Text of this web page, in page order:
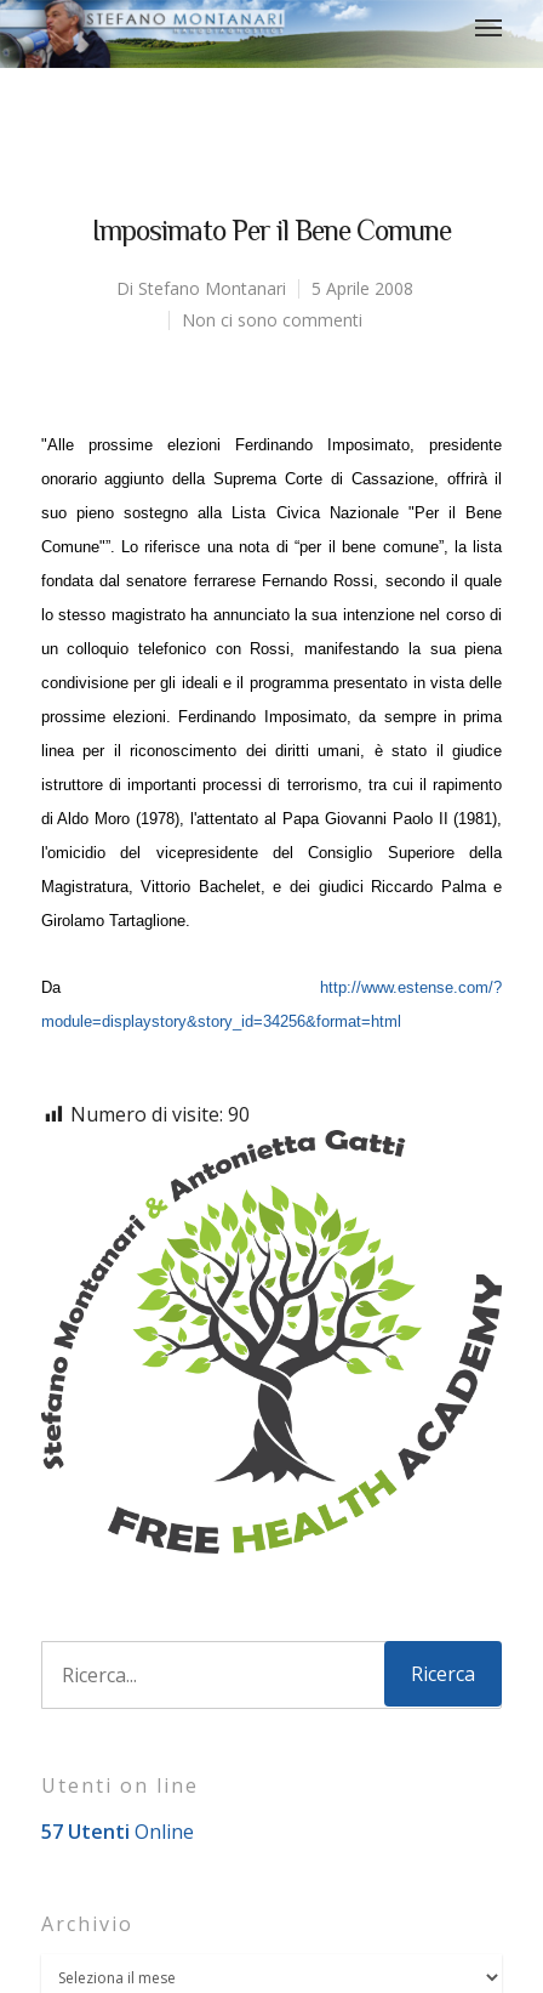
Imposimato Per il Bene Comune
Di Stefano Montanari
5 Aprile 2008
Non ci sono commenti
"Alle prossime elezioni Ferdinando Imposimato, presidente
onorario aggiunto della Suprema Corte di Cassazione, offrirà il
suo pieno sostegno alla Lista Civica Nazionale "Per il Bene
Comune"”. Lo riferisce una nota di “per il bene comune”, la lista
fondata dal senatore ferrarese Fernando Rossi, secondo il quale
lo stesso magistrato ha annunciato la sua intenzione nel corso di
un colloquio telefonico con Rossi, manifestando la sua piena
condivisione per gli ideali e il programma presentato in vista delle
prossime elezioni. Ferdinando Imposimato, da sempre in prima
linea per il riconoscimento dei diritti umani, è stato il giudice
istruttore di importanti processi di terrorismo, tra cui il rapimento
di Aldo Moro (1978), l'attentato al Papa Giovanni Paolo II (1981),
l'omicidio del vicepresidente del Consiglio Superiore della
Magistratura, Vittorio Bachelet, e dei giudici Riccardo Palma e
Girolamo Tartaglione.
Da
http://www.estense.com/?
module=displaystory&story_id=34256&format=html
Numero di visite: 90
Utenti on line
57 Utenti Online
Archivio